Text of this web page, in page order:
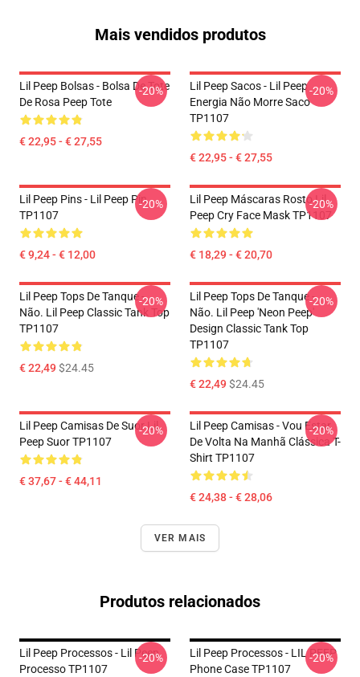
Mais vendidos produtos
Lil Peep Bolsas - Bolsa De Tote
De Rosa Peep Tote
€ 22,95 - € 27,55
-20%
Lil Peep Sacos - Lil Peep
Energia Não Morre Saco
TP1107
€ 22,95 - € 27,55
-20%
Lil Peep Pins - Lil Peep Pin
TP1107
€ 9,24 - € 12,00
-20%
Lil Peep Máscaras Rosto Lil
Peep Cry Face Mask TP1107
€ 18,29 - € 20,70
-20%
Lil Peep Tops De Tanque -
Não. Lil Peep Classic Tank Top
TP1107
€ 22,49$24.45
-20%
Lil Peep Tops De Tanque -
Não. Lil Peep 'Neon Peep'
Design Classic Tank Top
TP1107
€ 22,49$24.45
-20%
Lil Peep Camisas De Suor Lil
Peep Suor TP1107
€ 37,67 - € 44,11
-20%
Lil Peep Camisas - Vou Estar
De Volta Na Manhã Clássica T-
Shirt TP1107
€ 24,38 - € 28,06
-20%
VER MAIS
Produtos relacionados
Lil Peep Processos - Lil Peep
Processo TP1107
-20%
Lil Peep Processos - LIL PEEP
Phone Case TP1107
-20%